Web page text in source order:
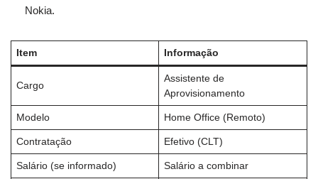
Nokia.
Item Informação
Cargo
Assistente de
Aprovisionamento
Modelo Home Office (Remoto)
Contratação Efetivo (CLT)
Salário (se informado) Salário a combinar